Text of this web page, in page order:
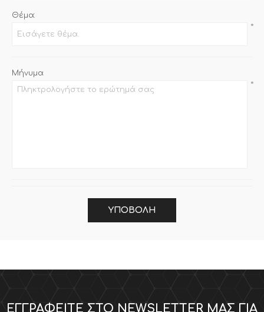
Θέμα:
*
Μήνυμα
*
ΥΠΟΒΟΛΉ
ΕΓΓΡΑΦΕΊΤΕ ΣΤΟ NEWSLETTER ΜΑΣ ΓΙΑ